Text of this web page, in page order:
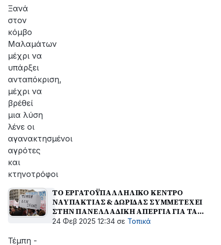
Ξανά
στον
κόμβο
Μαλαμάτων
μέχρι να
υπάρξει
ανταπόκριση,
μέχρι να
βρέθεί
μια λύση
λένε οι
αγανακτησμένοι
αγρότες
και
κτηνοτρόφοι
TO ΕΡΓΑΤΟΫΠΑΛΛΗΛΙΚΟ ΚΕΝΤΡΟ
ΝΑΥΠΑΚΤΙΑΣ & ΔΩΡΙΔΑΣ ΣΥΜΜΕΤΕΧΕΙ
ΣΤΗΝ ΠΑΝΕΛΛΑΔΙΚΗ ΑΠΕΡΓΙΑ ΓΙΑ ΤΑ
ΘΥΜΑΤΑ ΤΩΝ ΤΕΜΠΩΝ
24 Φεβ 2025 12:34 σε Τοπικά
Τέμπη -